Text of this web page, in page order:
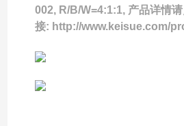
002, R/B/W=4:1:1, 产品详情
接: http://www.keisue.com/